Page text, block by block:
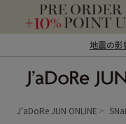
地震の影
ン オンライン）
J'aDoRe JUN ONLINE